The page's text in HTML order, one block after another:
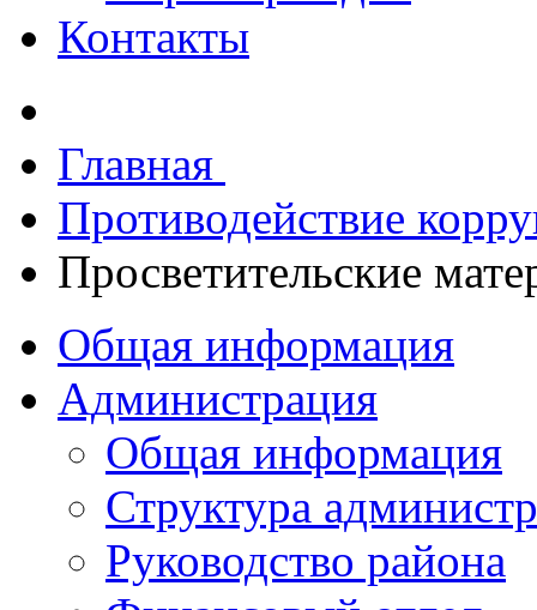
Контакты
Главная
Противодействие
Просветительские
Общая информация
Администрация
Общая информация
Структура
Руководство района